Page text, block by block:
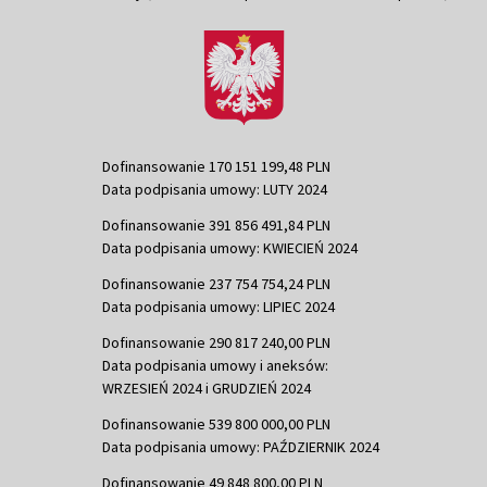
Dofinansowanie 170 151 199,48 PLN
Data podpisania umowy: LUTY 2024
Dofinansowanie 391 856 491,84 PLN
Data podpisania umowy: KWIECIEŃ 2024
Dofinansowanie 237 754 754,24 PLN
Data podpisania umowy: LIPIEC 2024
Dofinansowanie 290 817 240,00 PLN
Data podpisania umowy i aneksów:
WRZESIEŃ 2024 i GRUDZIEŃ 2024
Dofinansowanie 539 800 000,00 PLN
Data podpisania umowy: PAŹDZIERNIK 2024
Dofinansowanie 49 848 800,00 PLN